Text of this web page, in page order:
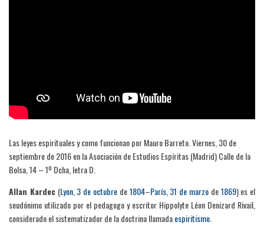
Las leyes espirituales y como funcionan por Mauro Barreto. Viernes, 30 de
septiembre de 2016 en la Asociación de Estudios Espíritas (Madrid) Calle de la
Bolsa, 14 – 1º Dcha, letra D.
Allan Kardec(Lyon, 3 de octubrede1804–París, 31 de marzode1869) es el
seudónimo utilizado por el pedagogo y escritor Hippolyte Léon Denizard Rivail,
considerado el sistematizador de la doctrina llamadaespiritismo